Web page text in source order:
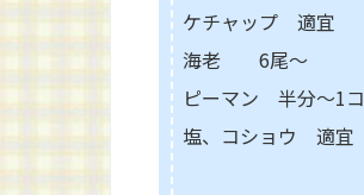
ケチャップ 適宜
海老 6尾～
ピーマン 半分～1コ
塩、コショウ 適宜